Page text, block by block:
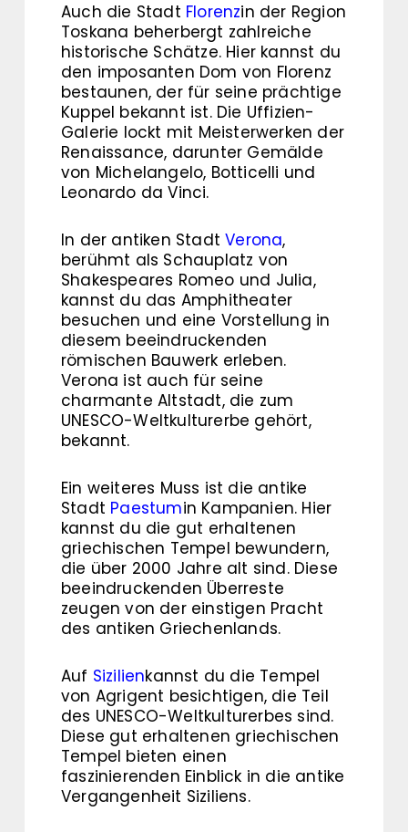
Auch die Stadt Florenzin der Region
Toskana beherbergt zahlreiche
historische Schätze. Hier kannst du
den imposanten Dom von Florenz
bestaunen, der für seine prächtige
Kuppel bekannt ist. Die Uffizien-
Galerie lockt mit Meisterwerken der
Renaissance, darunter Gemälde
von Michelangelo, Botticelli und
Leonardo da Vinci.
In der antiken StadtVerona,
berühmt als Schauplatz von
Shakespeares Romeo und Julia,
kannst du das Amphitheater
besuchen und eine Vorstellung in
diesem beeindruckenden
römischen Bauwerk erleben.
Verona ist auch für seine
charmante Altstadt, die zum
UNESCO-Weltkulturerbe gehört,
bekannt.
Ein weiteres Muss ist die antike
Stadt Paestumin Kampanien. Hier
kannst du die gut erhaltenen
griechischen Tempel bewundern,
die über 2000 Jahre alt sind. Diese
beeindruckenden Überreste
zeugen von der einstigen Pracht
des antiken Griechenlands.
Auf Sizilienkannst du die Tempel
von Agrigent besichtigen, die Teil
des UNESCO-Weltkulturerbes sind.
Diese gut erhaltenen griechischen
Tempel bieten einen
faszinierenden Einblick in die antike
Vergangenheit Siziliens.